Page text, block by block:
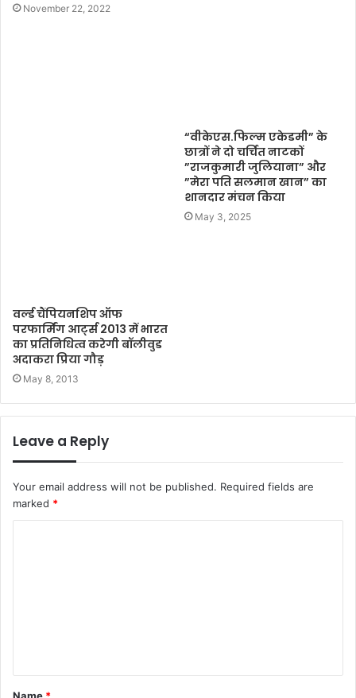
November 22, 2022
वर्ल्ड चैंपियनशिप ऑफ
परफार्मिंग आर्ट्स 2013 में भारत
का प्रतिनिधित्व करेगी बॉलीवुड
अदाकरा प्रिया गौड़
May 8, 2013
“वीकेएस.फिल्म एकेडमी” के
छात्रों ने दो चर्चित नाटकों
”राजकुमारी जुलियाना” और
”मेरा पति सलमान खान” का
शानदार मंचन किया
May 3, 2025
Leave a Reply
Your email address will not be published. Required fields are
marked *
t